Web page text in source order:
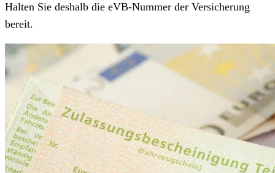
Halten Sie deshalb die eVB-Nummer der Versicherung
bereit.